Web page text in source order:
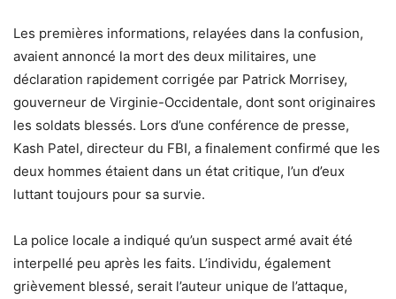
Les premières informations, relayées dans la confusion,
avaient annoncé la mort des deux militaires, une
déclaration rapidement corrigée par Patrick Morrisey,
gouverneur de Virginie-Occidentale, dont sont originaires
les soldats blessés. Lors d’une conférence de presse,
Kash Patel, directeur du FBI, a finalement confirmé que les
deux hommes étaient dans un état critique, l’un d’eux
luttant toujours pour sa survie.
La police locale a indiqué qu’un suspect armé avait été
interpellé peu après les faits. L’individu, également
grièvement blessé, serait l’auteur unique de l’attaque,